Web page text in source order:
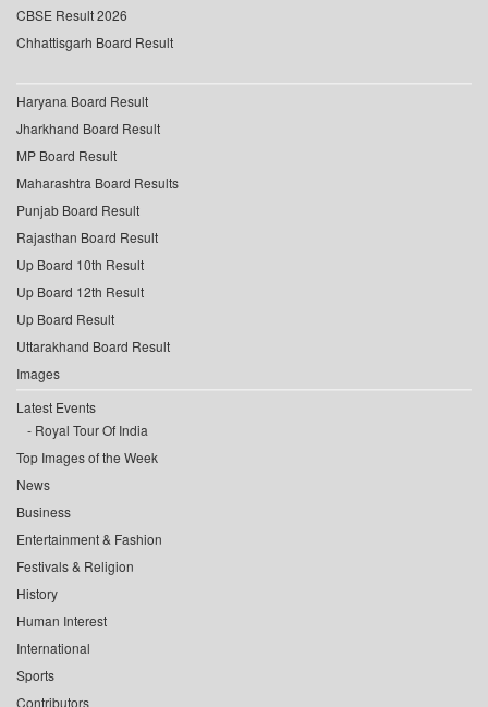
CBSE Result 2026
Chhattisgarh Board Result
Haryana Board Result
Jharkhand Board Result
MP Board Result
Maharashtra Board Results
Punjab Board Result
Rajasthan Board Result
Up Board 10th Result
Up Board 12th Result
Up Board Result
Uttarakhand Board Result
Images
Latest Events
Royal Tour Of India
Top Images of the Week
News
Business
Entertainment & Fashion
Festivals & Religion
History
Human Interest
International
Sports
Contributors